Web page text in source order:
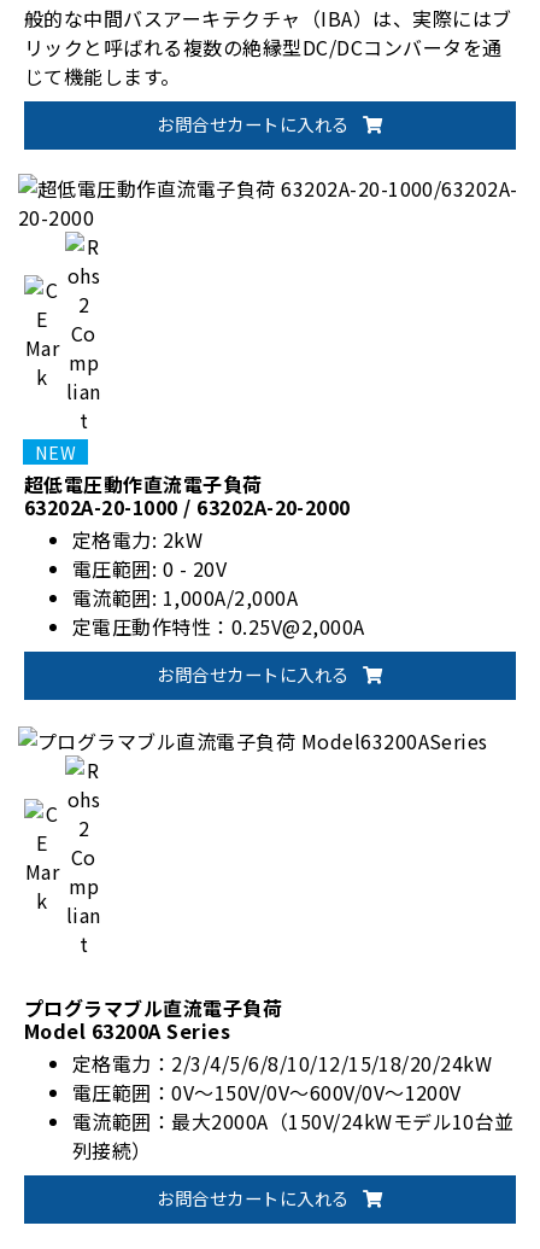
般的な中間バスアーキテクチャ（IBA）は、実際にはブ
リックと呼ばれる複数の絶縁型DC/DCコンバータを通
じて機能します。
お問合せカートに入れる
超低電圧動作直流電子負荷
63202A-20-1000 / 63202A-20-2000
定格電力: 2kW
電圧範囲: 0 - 20V
電流範囲: 1,000A/2,000A
定電圧動作特性：0.25V@2,000A
定電流CC, 定抵抗CR, 定電圧CV ,定電力CP
お問合せカートに入れる
プログラマブル直流電子負荷
Model 63200A Series
定格電力：2/3/4/5/6/8/10/12/15/18/20/24kW
電圧範囲：0V～150V/0V～600V/0V～1200V
電流範囲：最大2000A（150V/24kWモデル10台並
列接続）
高精度電圧/電流測定
全36モデルラインアップ
お問合せカートに入れる